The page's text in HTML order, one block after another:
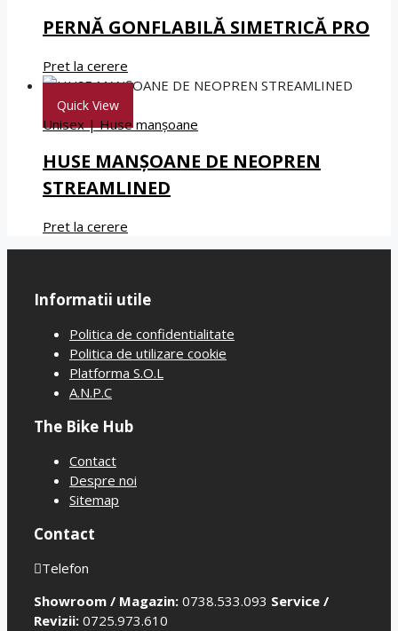
PERNĂ GONFLABILĂ SIMETRICĂ PRO
Pret la cerere
Quick View
Unisex|Huse manșoane
HUSE MANȘOANE DE NEOPREN
STREAMLINED
Pret la cerere
Informatii utile
Politica de confidentialitate
Politica de utilizare cookie
Platforma S.O.L
A.N.P.C
The Bike Hub
Contact
Despre noi
Sitemap
Contact
Telefon
Showroom / Magazin: 0738.533.093 Service /
Revizii: 0725.973.610